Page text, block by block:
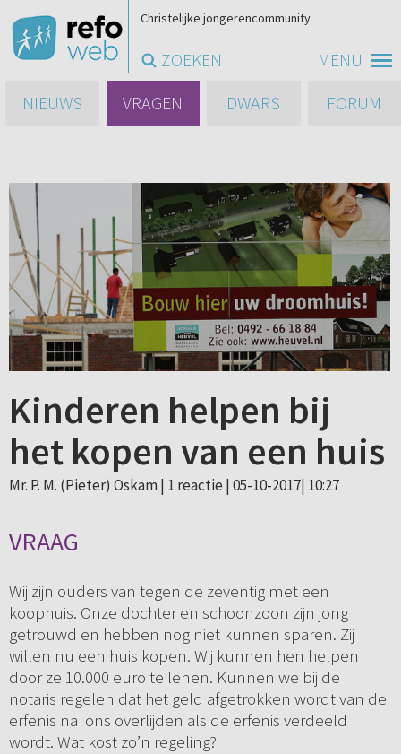
MENU
Christelijke jongerencommunity
ZOEKEN
NIEUWS
VRAGEN DWARS FORUM
Kinderen helpen bij
het kopen van een huis
Mr. P. M. (Pieter) Oskam | 1 reactie | 05-10-2017| 10:27
VRAAG
Wij zijn ouders van tegen de zeventig met een
koophuis. Onze dochter en schoonzoon zijn jong
getrouwd en hebben nog niet kunnen sparen. Zij
willen nu een huis kopen. Wij kunnen hen helpen
door ze 10.000 euro te lenen. Kunnen we bij de
notaris regelen dat het geld afgetrokken wordt van de
erfenis na ons overlijden als de erfenis verdeeld
wordt. Wat kost zo’n regeling?